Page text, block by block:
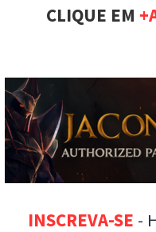
CLIQUE EM
INSCREVA-SE -